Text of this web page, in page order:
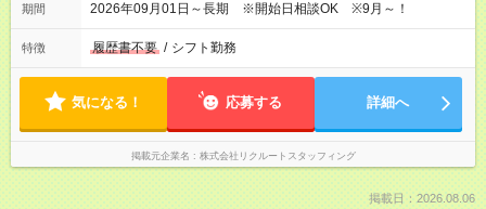
期間 2026年09月01日～長期 ※開始日相談OK ※9月～！
特徴 履歴書不要 / シフト勤務
気になる！ 応募する 詳細へ
掲載元企業名 株式会社リクルートスタッフィング
掲載日：2026.08.06